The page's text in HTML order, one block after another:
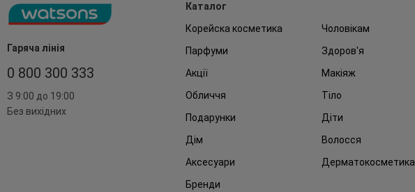
Гаряча лінія
0 800 300 333
З 9:00 до 19:00
Без вихідних
Каталог
Корейска косметика
Чоловікам
Парфуми
Здоров'я
Акції
Макіяж
Обличчя
Тіло
Подарунки
Діти
Дім
Волосся
Аксесуари
Дерматокосметика
Бренди